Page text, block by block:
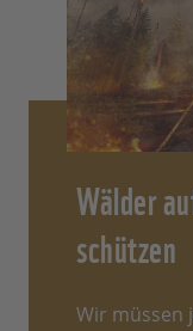
Wälder
schützen
Wir müssen